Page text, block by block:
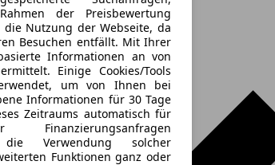
der Preisbewertung
Nutzung der Webseite, da
Besuchen entfällt. Mit Ihrer
Informationen an von
Einige Cookies/Tools
um von Ihnen bei
Informationen für 30 Tage
Zeitraums automatisch für
die Verwendung solcher
Funktionen ganz oder